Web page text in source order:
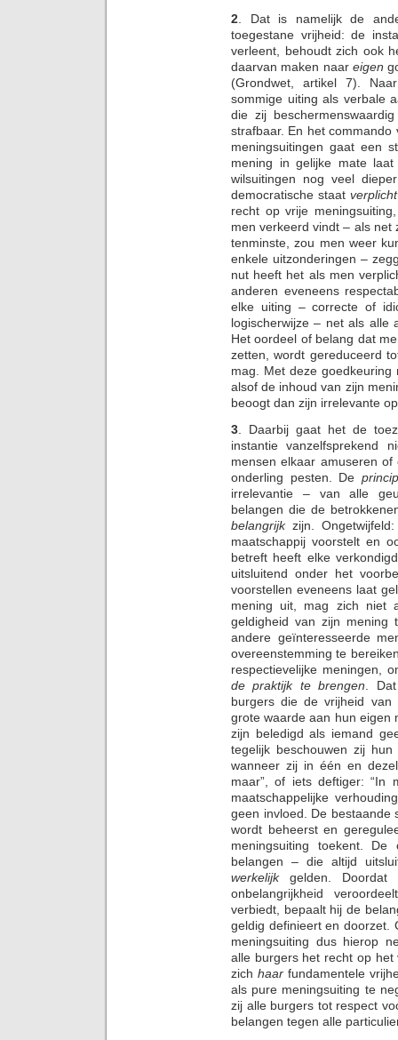
2 . Dat is namelijk de
toegestane vrijheid: de
verleent, behoudt zich ook
daarvan maken naar eigen
(Grondwet, artikel 7).
sommige uiting als verbale
die zij
strafbaar. En het
meningsuitingen gaat een
mening in gelijke mate
wilsuitingen nog veel
democratische staat verplicht
recht op vrije
men verkeerd vindt – als net
tenminste, zou men weer
enkele uitzonderingen –
nut heeft het als men
anderen eveneens
elke uiting – correcte of
logischerwijze – net als
Het oordeel of belang dat
zetten, wordt gereduceerd
mag. Met deze
alsof de inhoud van zijn
beoogt dan zijn irrelevante
3. Daarbij gaat het de
instantie vanzelfsprekend
mensen elkaar amuseren
onderling pesten. De
irrelevantie – van alle
belangen die de
belangrijkzijn.
maatschappij voorstelt en
betreft heeft elke
uitsluitend onder het
voorstellen eveneens laat
mening uit, mag zich niet
geldigheid van zijn mening
andere geïnteresseerde
overeenstemming te
respectievelijke meningen,
de praktijk te brengen.
burgers die de vrijheid van
grote waarde aan hun eigen
zijn beledigd als iemand
tegelijk beschouwen zij
wanneer zij in één en
maar”, of iets deftiger:
maatschappelijke
geen invloed. De
wordt beheerst en
meningsuiting toekent. De
belangen – die altijd
werkelijkgelden.
onbelangrijkheid
verbiedt, bepaalt hij de
geldig definieert en doorzet.
meningsuiting dus hierop
alle burgers het recht op
zich haarfundamentele
als pure meningsuiting te
zij alle burgers tot respect
belangen tegen alle